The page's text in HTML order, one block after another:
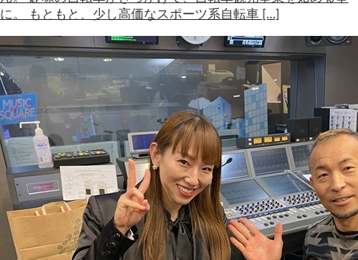
に。 もともと、少し高価なスポーツ系自転車 […]